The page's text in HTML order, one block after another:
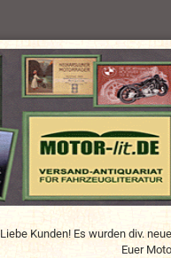
Liebe Kunden! Es wurden div.
Euer